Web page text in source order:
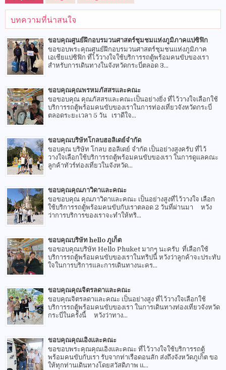
บทความที่น่าสนใจ
ขอบคุณศูนย์ฝึกอบรมวนศาสตร์ชุมชมแห่งภูมิภาคแปซิฟิก
ขอขอบพระคุณศูนย์ฝึกอบรมวนศาสตร์ชุมชนแห่งภูมิภาค
เอเชียแปซิฟิก ที่ไว้วางใจใช้บริการรถตู้พร้อมคนขับของเรา
สำหรับการเดินทางในจังหวัดกระบี่ตลอด 3...
ขอบคุณคุณพรหมภัสสรและคณะ
ขอขอบคุณ คุณภัสสรและคณะเป็นอย่างยิ่ง ที่ไว้วางใจเลือกใช้
บริการรถตู้พร้อมคนขับของเราในการท่องเที่ยวจังหวัดกระบี่
ตลอดระยะเวลา 5 วัน เราดีใจ...
ขอบคุณบริษัทโกลบฮอลิเดย์จำกัด
ขอบคุณ บริษัท โกลบ ฮอลิเดย์ จำกัด เป็นอย่างสูงครับ ที่ไว้
วางใจเลือกใช้บริการรถตู้พร้อมคนขับของเรา ในการดูแลคณะ
ลูกค้าทัวร์ท่องเที่ยวในจังหวัด...
ขอบคุณคุณภาวิดาและคณะ
ขอขอบคุณ คุณภาวิดาและคณะ เป็นอย่างสูงที่ไว้วางใจ เลือก
ใช้บริการรถตู้พร้อมคนขับกับเราตลอด 2 วันที่ผ่านมา หวัง
ว่าการบริการของเราจะทำให้ทริ...
ขอบคุณบริษัท hello ภูเก็ต
ขอขอบคุณบริษัท Hello Phuket มากๆ นะครับ ที่เลือกใช้
บริการรถตู้พร้อมคนขับของเราในทริปนี้ หวังว่าลูกค้าจะประทับ
ใจในการบริการและการเดินทางนะคร...
ขอบคุณคุณจิตรลดาและคณะ
ขอบคุณจิตรลดาและคณะ เป็นอย่างสูง ที่ไว้วางใจเลือกใช้
บริการรถตู้พร้อมคนขับของเรา ในการเดินทางท่องเที่ยวจังหวัด
กระบี่ในครั้งนี้ หวังว่าทาง...
ขอบคุณคุณเอิงและคณะ
ขอขอบพระคุณคุณเอิงและคณะ ที่ไว้วางใจใช้บริการรถตู้
พร้อมคนขับกับเรา รับจากท่าเรือดอนสัก ส่งถึงจังหวัดภูเก็ต ขอ
ให้ทุกท่านเดินทางโดยสวัสดิภาพ แ...